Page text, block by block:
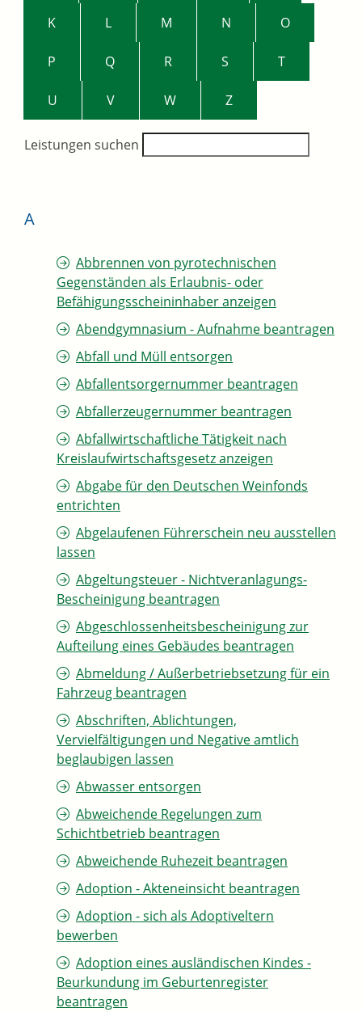
K L M N O
P Q R S T
U V W Z
Leistungen suchen
A
Abbrennen von pyrotechnischen
Gegenständen als Erlaubnis- oder
Befähigungsscheininhaber anzeigen
Abendgymnasium - Aufnahme beantragen
Abfall und Müll entsorgen
Abfallentsorgernummer beantragen
Abfallerzeugernummer beantragen
Abfallwirtschaftliche Tätigkeit nach
Kreislaufwirtschaftsgesetz anzeigen
Abgabe für den Deutschen Weinfonds
entrichten
Abgelaufenen Führerschein neu ausstellen
lassen
Abgeltungsteuer - Nichtveranlagungs-
Bescheinigung beantragen
Abgeschlossenheitsbescheinigung zur
Aufteilung eines Gebäudes beantragen
Abmeldung / Außerbetriebsetzung für ein
Fahrzeug beantragen
Abschriften, Ablichtungen,
Vervielfältigungen und Negative amtlich
beglaubigen lassen
Abwasser entsorgen
Abweichende Regelungen zum
Schichtbetrieb beantragen
Abweichende Ruhezeit beantragen
Adoption - Akteneinsicht beantragen
Adoption - sich als Adoptiveltern
bewerben
Adoption eines ausländischen Kindes -
Beurkundung im Geburtenregister
beantragen